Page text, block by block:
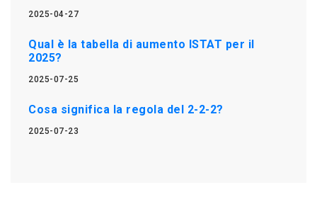
2025-04-27
Qual è la tabella di aumento ISTAT per il
2025?
2025-07-25
Cosa significa la regola del 2-2-2?
2025-07-23